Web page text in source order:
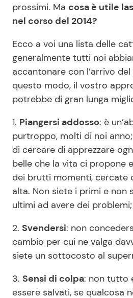
Festività
Seguici
Info
Chi siamo
Disclaimer e Privacy
Redazione
Contattaci
Privacy Policy
prossimi. Ma cosa è utile
nel corso del 2014?
Ecco a voi una lista delle
generalmente tutti noi
accantonare con l’arrivo
questo modo, il vostro
potrebbe di gran lunga
1. Piangersi addosso: è
purtroppo, molti di noi
di cercare di apprezzare
belle che la vita ci propone
dei brutti momenti, cercate
alta. Non siete i primi e non
ultimi ad avere dei problemi;
2. Svendersi: non
cambio per cui ne valga
siete un sottocosto al
3. Sensi di colpa: non tutto
essere salvati, se qualcosa